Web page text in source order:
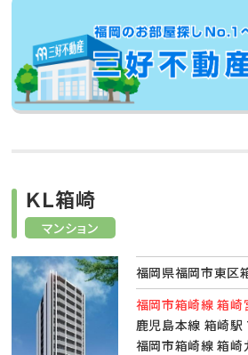
マンション
ＫＬ箱崎
福岡県福岡市東区
福岡市箱崎線 箱崎
鹿児島本線 箱崎駅
福岡市箱崎線 箱